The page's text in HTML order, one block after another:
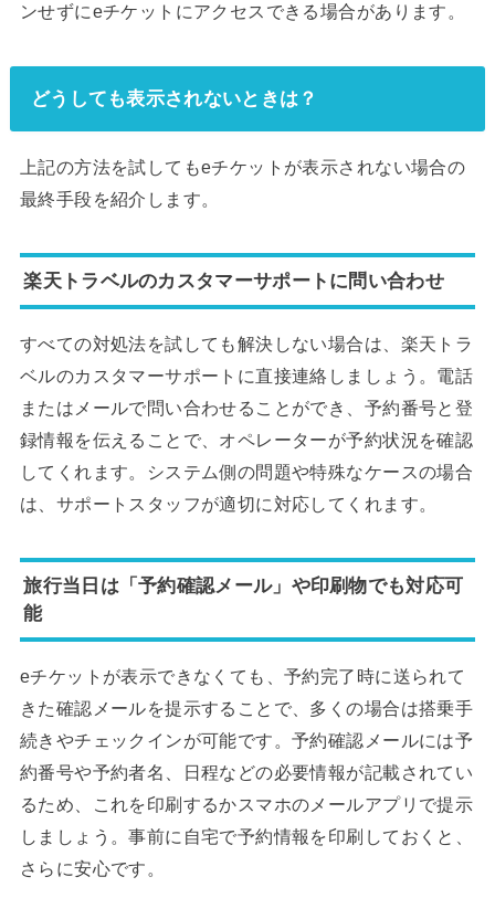
ンせずにeチケットにアクセスできる場合があります。
どうしても表示されないときは？
上記の方法を試してもeチケットが表示されない場合の
最終手段を紹介します。
楽天トラベルのカスタマーサポートに問い合わせ
すべての対処法を試しても解決しない場合は、楽天トラ
ベルのカスタマーサポートに直接連絡しましょう。電話
またはメールで問い合わせることができ、予約番号と登
録情報を伝えることで、オペレーターが予約状況を確認
してくれます。システム側の問題や特殊なケースの場合
は、サポートスタッフが適切に対応してくれます。
旅行当日は「予約確認メール」や印刷物でも対応可
能
eチケットが表示できなくても、予約完了時に送られて
きた確認メールを提示することで、多くの場合は搭乗手
続きやチェックインが可能です。予約確認メールには予
約番号や予約者名、日程などの必要情報が記載されてい
るため、これを印刷するかスマホのメールアプリで提示
しましょう。事前に自宅で予約情報を印刷しておくと、
さらに安心です。